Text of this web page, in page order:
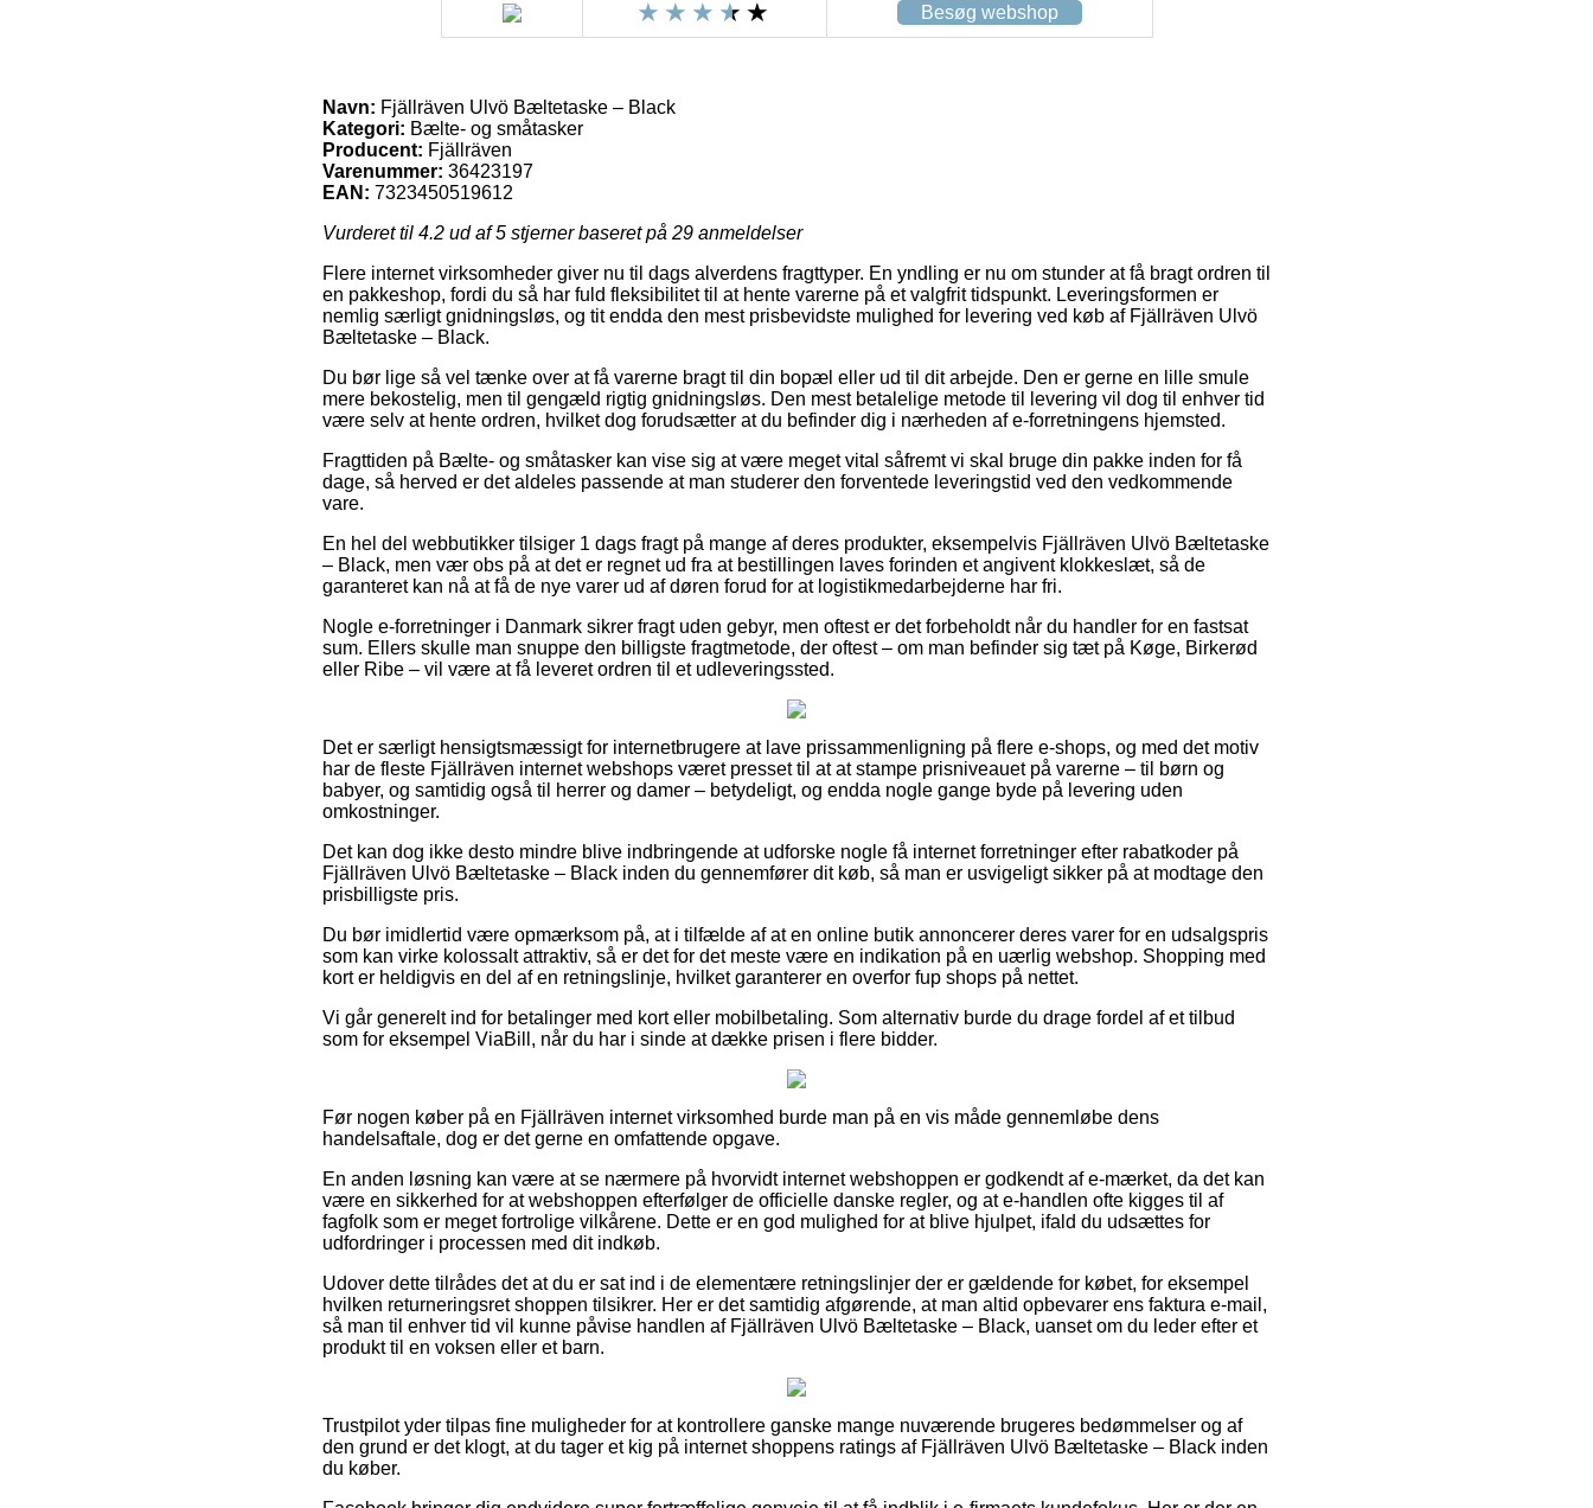
Besøg webshop
Navn: Fjällräven Ulvö Bæltetaske – Black
Kategori: Bælte- og småtasker
Producent: Fjällräven
Varenummer: 36423197
EAN: 7323450519612
Vurderet til 4.2 ud af 5 stjerner baseret på 29 anmeldelser
Flere internet virksomheder giver nu til dags alverdens fragttyper. En yndling er nu om stunder at få bragt ordren til
en pakkeshop, fordi du så har fuld fleksibilitet til at hente varerne på et valgfrit tidspunkt. Leveringsformen er
nemlig særligt gnidningsløs, og tit endda den mest prisbevidste mulighed for levering ved køb af Fjällräven Ulvö
Bæltetaske – Black.
Du bør lige så vel tænke over at få varerne bragt til din bopæl eller ud til dit arbejde. Den er gerne en lille smule
mere bekostelig, men til gengæld rigtig gnidningsløs. Den mest betalelige metode til levering vil dog til enhver tid
være selv at hente ordren, hvilket dog forudsætter at du befinder dig i nærheden af e-forretningens hjemsted.
Fragttiden på Bælte- og småtasker kan vise sig at være meget vital såfremt vi skal bruge din pakke inden for få
dage, så herved er det aldeles passende at man studerer den forventede leveringstid ved den vedkommende
vare.
En hel del webbutikker tilsiger 1 dags fragt på mange af deres produkter, eksempelvis Fjällräven Ulvö Bæltetaske
– Black, men vær obs på at det er regnet ud fra at bestillingen laves forinden et angivent klokkeslæt, så de
garanteret kan nå at få de nye varer ud af døren forud for at logistikmedarbejderne har fri.
Nogle e-forretninger i Danmark sikrer fragt uden gebyr, men oftest er det forbeholdt når du handler for en fastsat
sum. Ellers skulle man snuppe den billigste fragtmetode, der oftest – om man befinder sig tæt på Køge, Birkerød
eller Ribe – vil være at få leveret ordren til et udleveringssted.
Det er særligt hensigtsmæssigt for internetbrugere at lave prissammenligning på flere e-shops, og med det motiv
har de fleste Fjällräven internet webshops været presset til at at stampe prisniveauet på varerne – til børn og
babyer, og samtidig også til herrer og damer – betydeligt, og endda nogle gange byde på levering uden
omkostninger.
Det kan dog ikke desto mindre blive indbringende at udforske nogle få internet forretninger efter rabatkoder på
Fjällräven Ulvö Bæltetaske – Black inden du gennemfører dit køb, så man er usvigeligt sikker på at modtage den
prisbilligste pris.
Du bør imidlertid være opmærksom på, at i tilfælde af at en online butik annoncerer deres varer for en udsalgspris
som kan virke kolossalt attraktiv, så er det for det meste være en indikation på en uærlig webshop. Shopping med
kort er heldigvis en del af en retningslinje, hvilket garanterer en overfor fup shops på nettet.
Vi går generelt ind for betalinger med kort eller mobilbetaling. Som alternativ burde du drage fordel af et tilbud
som for eksempel ViaBill, når du har i sinde at dække prisen i flere bidder.
Før nogen køber på en Fjällräven internet virksomhed burde man på en vis måde gennemløbe dens
handelsaftale, dog er det gerne en omfattende opgave.
En anden løsning kan være at se nærmere på hvorvidt internet webshoppen er godkendt af e-mærket, da det kan
være en sikkerhed for at webshoppen efterfølger de officielle danske regler, og at e-handlen ofte kigges til af
fagfolk som er meget fortrolige vilkårene. Dette er en god mulighed for at blive hjulpet, ifald du udsættes for
udfordringer i processen med dit indkøb.
Udover dette tilrådes det at du er sat ind i de elementære retningslinjer der er gældende for købet, for eksempel
hvilken returneringsret shoppen tilsikrer. Her er det samtidig afgørende, at man altid opbevarer ens faktura e-mail,
så man til enhver tid vil kunne påvise handlen af Fjällräven Ulvö Bæltetaske – Black, uanset om du leder efter et
produkt til en voksen eller et barn.
Trustpilot yder tilpas fine muligheder for at kontrollere ganske mange nuværende brugeres bedømmelser og af
den grund er det klogt, at du tager et kig på internet shoppens ratings af Fjällräven Ulvö Bæltetaske – Black inden
du køber.